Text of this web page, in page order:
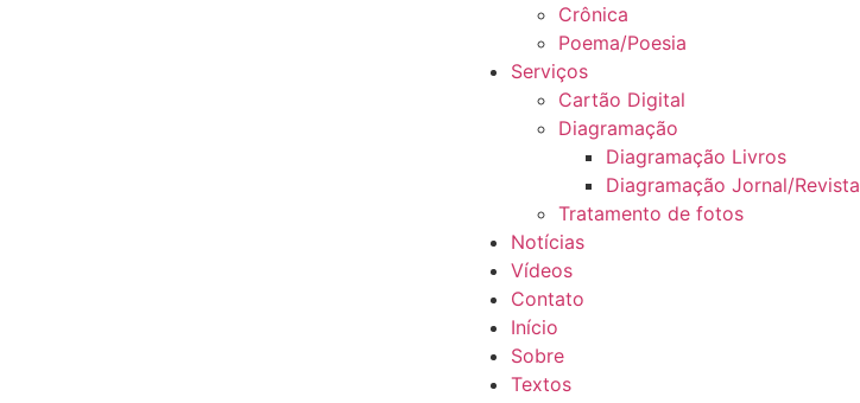
Crônica
Poema/Poesia
Serviços
Cartão Digital
Diagramação
Diagramação Livros
Diagramação Jornal/Revista
Tratamento de fotos
Notícias
Vídeos
Contato
Início
Sobre
Textos